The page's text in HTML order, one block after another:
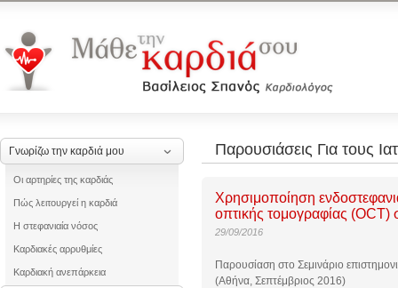
Γνωρίζω την καρδιά μου
Οι αρτηρίες της καρδιάς
Πώς λειτουργεί η καρδιά
Η στεφανιαία νόσος
Καρδιακές αρρυθμίες
Καρδιακή ανεπάρκεια
Παρουσιάσεις Για τους
Χρησιμοποίηση
οπτικής τομογραφίας (OCT)
29/09/2016
Παρουσίαση στο Σεμινάριο
(Αθήνα, Σεπτέμβριος 2016)